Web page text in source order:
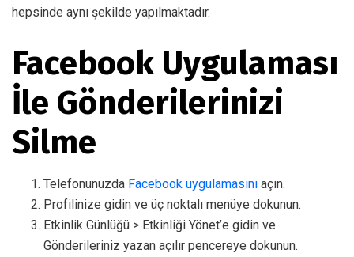
hepsinde aynı şekilde yapılmaktadır.
Facebook Uygulaması
İle Gönderilerinizi
Silme
Telefonunuzda Facebook uygulamasını açın.
Profilinize gidin ve üç noktalı menüye dokunun.
Etkinlik Günlüğü > Etkinliği Yönet’e gidin ve
Gönderileriniz yazan açılır pencereye dokunun.